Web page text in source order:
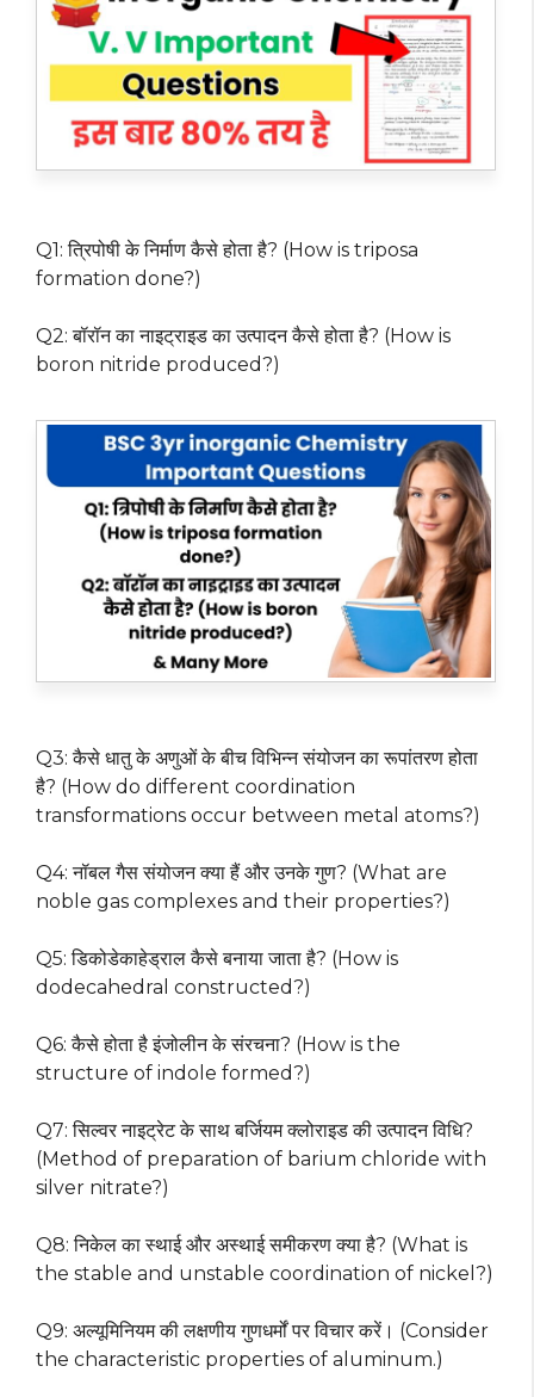
Q1: त्रिपोषी के निर्माण कैसे होता है? (How is triposa
formation done?)
Q2: बॉरॉन का नाइट्राइड का उत्पादन कैसे होता है? (How is
boron nitride produced?)
Q3: कैसे धातु के अणुओं के बीच विभिन्न संयोजन का रूपांतरण होता
है? (How do different coordination
transformations occur between metal atoms?)
Q4: नॉबल गैस संयोजन क्या हैं और उनके गुण? (What are
noble gas complexes and their properties?)
Q5: डिकोडेकाहेड्राल कैसे बनाया जाता है? (How is
dodecahedral constructed?)
Q6: कैसे होता है इंजोलीन के संरचना? (How is the
structure of indole formed?)
Q7: सिल्वर नाइट्रेट के साथ बर्जियम क्लोराइड की उत्पादन विधि?
(Method of preparation of barium chloride with
silver nitrate?)
Q8: निकेल का स्थाई और अस्थाई समीकरण क्या है? (What is
the stable and unstable coordination of nickel?)
Q9: अल्यूमिनियम की लक्षणीय गुणधर्मों पर विचार करें। (Consider
the characteristic properties of aluminum.)